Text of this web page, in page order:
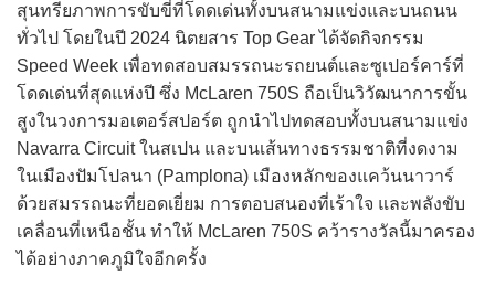
สุนทรียภาพการขับขี่ที่โดดเด่นทั้งบนสนามแข่งและบนถนน
ทั่วไป โดยในปี 2024 นิตยสาร Top Gear ได้จัดกิจกรรม
Speed Week เพื่อทดสอบสมรรถนะรถยนต์และซูเปอร์คาร์ที่
โดดเด่นที่สุดแห่งปี ซึ่ง McLaren 750S ถือเป็นวิวัฒนาการขั้น
สูงในวงการมอเตอร์สปอร์ต ถูกนำไปทดสอบทั้งบนสนามแข่ง
Navarra Circuit ในสเปน และบนเส้นทางธรรมชาติที่งดงาม
ในเมืองปัมโปลนา (Pamplona) เมืองหลักของแคว้นนาวาร์
ด้วยสมรรถนะที่ยอดเยี่ยม การตอบสนองที่เร้าใจ และพลังขับ
เคลื่อนที่เหนือชั้น ทำให้ McLaren 750S คว้ารางวัลนี้มาครอง
ได้อย่างภาคภูมิใจอีกครั้ง